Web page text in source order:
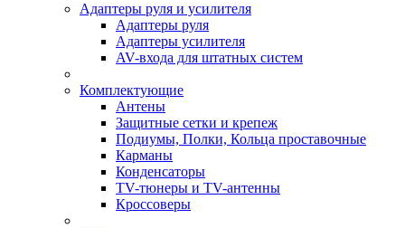
Адаптеры руля и усилителя
Адаптеры руля
Адаптеры усилителя
AV-входа для штатных систем
Комплектующие
Антены
Защитные сетки и крепеж
Подиумы, Полки, Кольца проставочные
Карманы
Конденсаторы
TV-тюнеры и TV-антенны
Кроссоверы